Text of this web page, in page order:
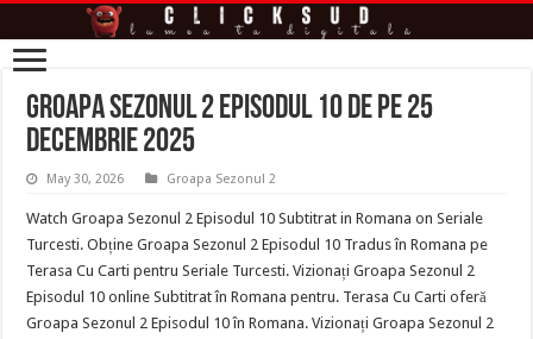
Groapa Sezonul 2 Episodul 10 de pe 25
Decembrie 2025
May 30, 2026 Groapa Sezonul 2
Watch Groapa Sezonul 2 Episodul 10 Subtitrat in Romana on Seriale
Turcesti. Obține Groapa Sezonul 2 Episodul 10 Tradus în Romana pe
Terasa Cu Carti pentru Seriale Turcesti. Vizionați Groapa Sezonul 2
Episodul 10 online Subtitrat în Romana pentru. Terasa Cu Carti oferă
Groapa Sezonul 2 Episodul 10 în Romana. Vizionați Groapa Sezonul 2